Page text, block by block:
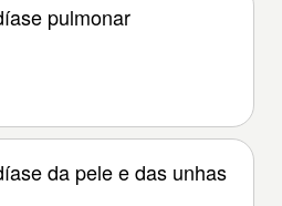
pulmonar
da pele e das unhas